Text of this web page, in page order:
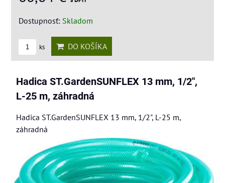
Dostupnosť: Skladom
ks DO KOŠÍKA
Hadica ST.GardenSUNFLEX 13 mm, 1/2",
L-25 m, záhradná
Hadica ST.GardenSUNFLEX 13 mm, 1/2", L-25 m,
záhradná